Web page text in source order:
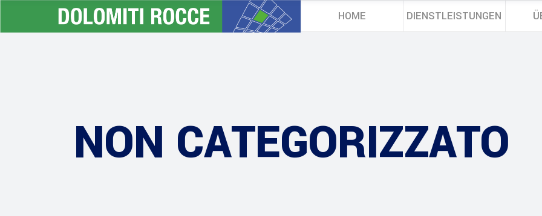
HOME DIENSTLEISTUNGEN
NON CATEGORIZZATO